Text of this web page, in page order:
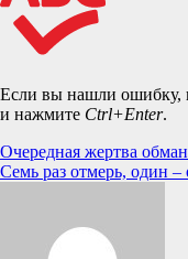
Если вы нашли ошибку,
и нажмите Ctrl+Enter.
Навигация
по
Очередная жертва
Семь раз отмерь, один –